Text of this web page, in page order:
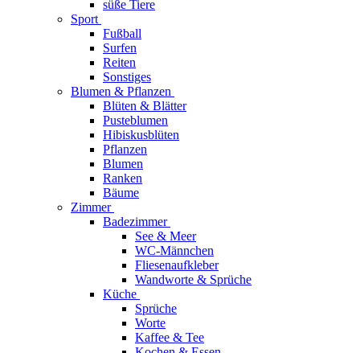
süße Tiere
Sport
Fußball
Surfen
Reiten
Sonstiges
Blumen & Pflanzen
Blüten & Blätter
Pusteblumen
Hibiskusblüten
Pflanzen
Blumen
Ranken
Bäume
Zimmer
Badezimmer
See & Meer
WC-Männchen
Fliesenaufkleber
Wandworte & Sprüche
Küche
Sprüche
Worte
Kaffee & Tee